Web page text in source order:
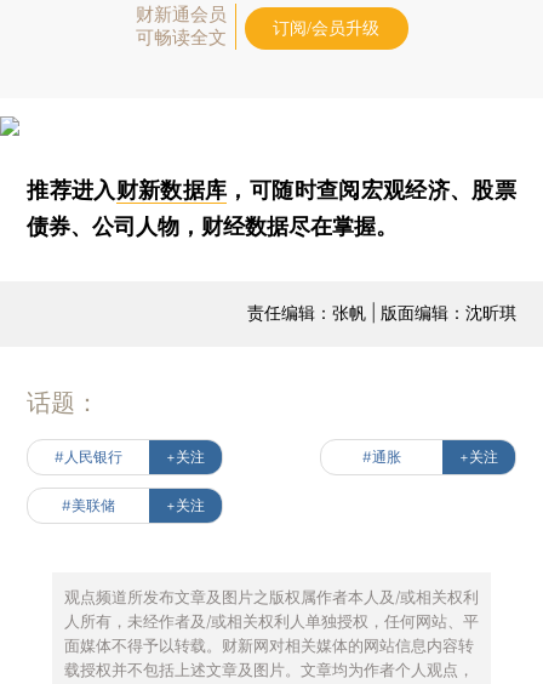
财新通会员
可畅读全文
订阅/会员升级
推荐进入财新数据库 ，可随时查阅宏观经济、股票
债券、公司人物，财经数据尽在掌握。
责任编辑：张帆 | 版面编辑：沈昕琪
话题：
#人民银行 +关注 #通胀 +关注
#美联储 +关注
观点频道所发布文章及图片之版权属作者本人及/或相关权利
人所有，未经作者及/或相关权利人单独授权，任何网站、平
面媒体不得予以转载。财新网对相关媒体的网站信息内容转
载授权并不包括上述文章及图片。文章均为作者个人观点，